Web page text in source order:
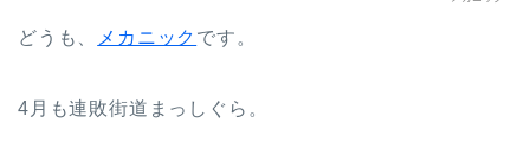
どうも、 メカニック です。
4月も連敗街道まっしぐら。